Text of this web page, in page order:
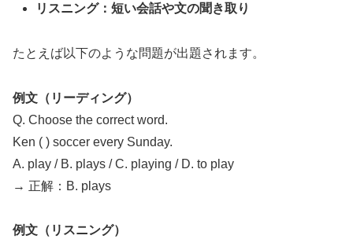
リスニング：短い会話や文の聞き取り
たとえば以下のような問題が出題されます。
例文（リーディング）
Q. Choose the correct word.
Ken ( ) soccer every Sunday.
A. play / B. plays / C. playing / D. to play
→ 正解：B. plays
例文（リスニング）